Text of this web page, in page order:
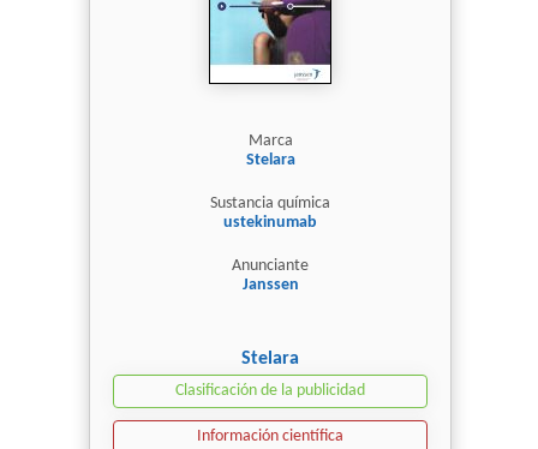
Marca
Stelara
Sustancia química
ustekinumab
Anunciante
Janssen
Stelara
Clasificación de la publicidad
Información científica